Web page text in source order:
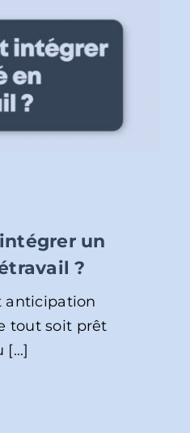
un
?
anticipation
tout soit prêt
[...]